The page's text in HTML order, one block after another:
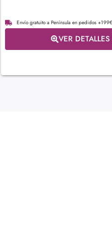
Envío gratuito a Península en pedidos +199€
VER DETALLES